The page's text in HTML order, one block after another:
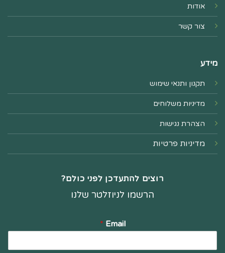
אודות
צור קשר
מידע
תקנון ותנאי שימוש
מדיניות משלוחים
הצהרת נגישות
מדיניות פרטיות
רוצים להתעדכן לפני כולם?
הרשמו לניוזלטר שלנו
Email
*